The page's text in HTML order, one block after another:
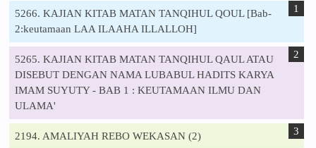
5266. KAJIAN KITAB MATAN TANQIHUL QOUL [Bab-
2:keutamaan LAA ILAAHA ILLALLOH]
5265. KAJIAN KITAB MATAN TANQIHUL QAUL ATAU
DISEBUT DENGAN NAMA LUBABUL HADITS KARYA
IMAM SUYUTY - BAB 1 : KEUTAMAAN ILMU DAN
ULAMA'
2194. AMALIYAH REBO WEKASAN (2)